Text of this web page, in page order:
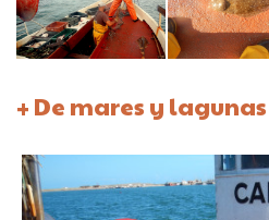
+ De mares y lagunas